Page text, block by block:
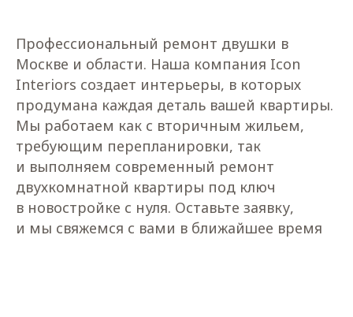
Профессиональный ремонт двушки в
Москве и области. Наша компания Icon
Interiors создает интерьеры, в которых
продумана каждая деталь вашей квартиры.
Мы работаем как с вторичным жильем,
требующим перепланировки, так
и выполняем современный ремонт
двухкомнатной квартиры под ключ
в новостройке с нуля. Оставьте заявку,
и мы свяжемся с вами в ближайшее время